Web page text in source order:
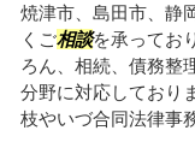
焼津市、島田市、静
くご相談を承ってお
ろん、相続、債務整
分野に対応しており
枝やいづ合同法律事